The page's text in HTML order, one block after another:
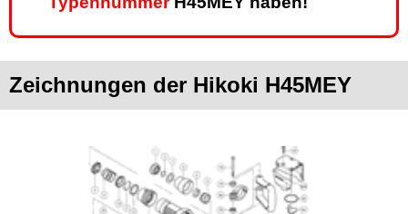
Zeichnungen der Hikoki H45MEY